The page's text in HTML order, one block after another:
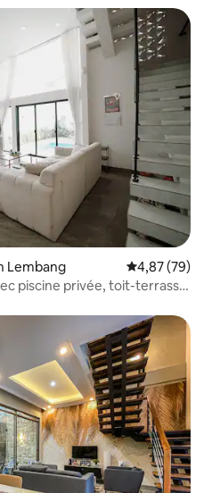
Lembang Évaluation
4,87 (79)
piscine privée, toit-terrasse,